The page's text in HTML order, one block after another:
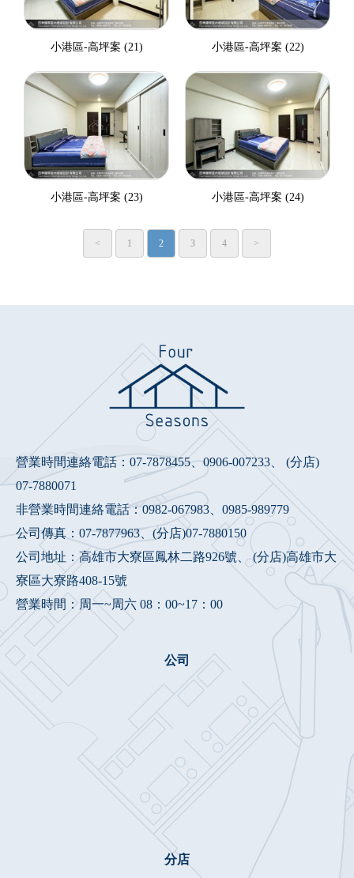
小港區-高坪案 (21) 小港區-高坪案 (22)
小港區-高坪案 (23) 小港區-高坪案 (24)
< 1 2 3 4 >
營業時間連絡電話： 07-7878455、0906-007233 、 (分店)
07-7880071
非營業時間連絡電話：0982-067983
0985-989779
公司傳真：07-7877963、(分店)07-7880150
公司地址：高雄市大寮區鳳林二路926號、 (分店)高雄市大
寮區大寮路408-15號
營業時間：周一~周六 08：00~17：00
公司
分店